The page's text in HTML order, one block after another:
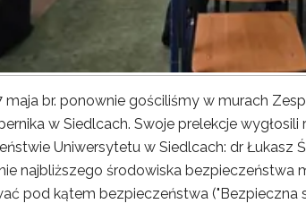
maja br. ponownie gościliśmy w murach
w Siedlcach. Swoje prelekcje
Uniwersytetu w Siedlcach: dr Łukasz
najbliższego środowiska bezpieczeństwa
pod kątem bezpieczeństwa ("Bezpieczna